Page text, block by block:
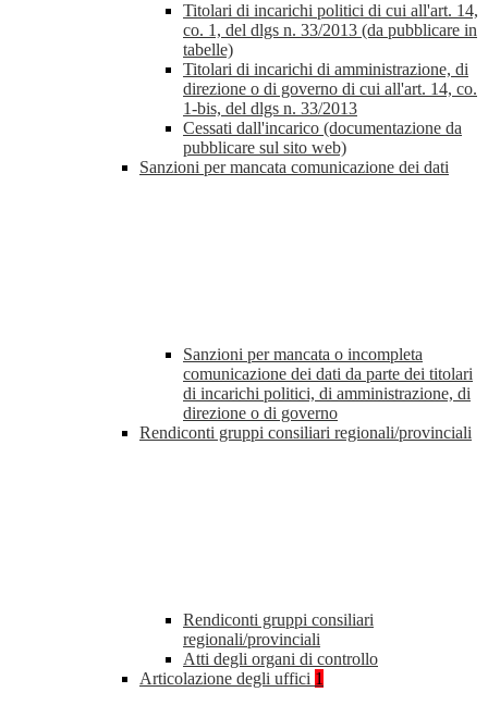
Titolari di incarichi politici di cui all'art. 14,
co. 1, del dlgs n. 33/2013 (da pubblicare in
tabelle)
Titolari di incarichi di amministrazione, di
direzione o di governo di cui all'art. 14, co.
1-bis, del dlgs n. 33/2013
Cessati dall'incarico (documentazione da
pubblicare sul sito web)
Sanzioni per mancata comunicazione dei dati
Sanzioni per mancata o incompleta
comunicazione dei dati da parte dei titolari
di incarichi politici, di amministrazione, di
direzione o di governo
Rendiconti gruppi consiliari regionali/provinciali
Rendiconti gruppi consiliari
regionali/provinciali
Atti degli organi di controllo
Articolazione degli uffici 1